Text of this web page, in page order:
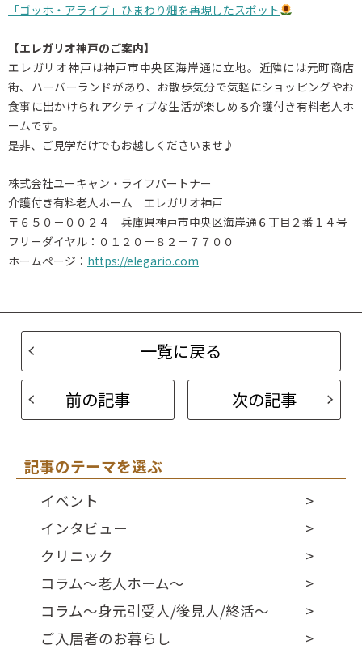
「ゴッホ・アライブ」ひまわり畑を再現したスポット
【エレガリオ神戸のご案内】
エレガリオ神戸は神戸市中央区海岸通に立地。近隣には元町商店
街、ハーバーランドがあり、お散歩気分で気軽にショッピングやお
食事に出かけられアクティブな生活が楽しめる介護付き有料老人ホ
ームです。
是非、ご見学だけでもお越しくださいませ♪
株式会社ユーキャン・ライフパートナー
介護付き有料老人ホーム エレガリオ神戸
〒６５０－００２４ 兵庫県神戸市中央区海岸通６丁目２番１４号
フリーダイヤル：０１２０－８２－７７００
ホームページ： https://elegario.com
一覧に戻る
前の記事
次の記事
記事のテーマを選ぶ
イベント
インタビュー
クリニック
コラム～老人ホーム～
コラム～身元引受人/後見人/終活～
ご入居者のお暮らし